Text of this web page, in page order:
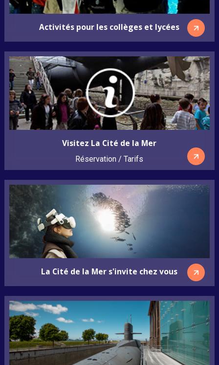
Activités pour les collèges et lycées
Visitez La Cité de la Mer
Réservation / Tarifs
La Cité de la Mer s'invite chez vous